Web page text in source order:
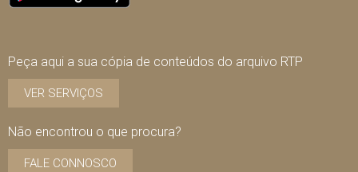
Peça aqui a sua cópia de conteúdos do arquivo RTP
VER SERVIÇOS
Não encontrou o que procura?
FALE CONNOSCO